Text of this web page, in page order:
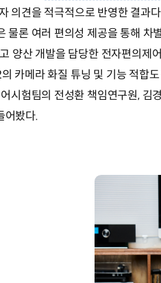
의견을 적극적으로 반영한 결과
물론 여러 편의성 제공을 통해 차
양산 개발을 담당한 전자편의제
카메라 화질 튜닝 및 기능 적합
시험팀의 전성환 책임연구원, 김
어봤다.